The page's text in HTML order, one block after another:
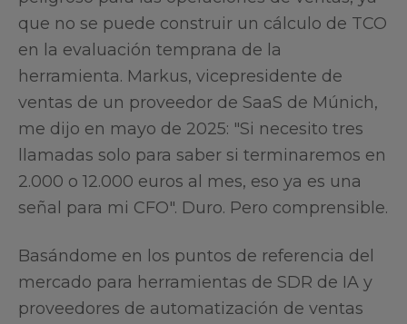
que no se puede construir un cálculo de TCO
en la evaluación temprana de la
herramienta. Markus, vicepresidente de
ventas de un proveedor de SaaS de Múnich,
me dijo en mayo de 2025: "Si necesito tres
llamadas solo para saber si terminaremos en
2.000 o 12.000 euros al mes, eso ya es una
señal para mi CFO". Duro. Pero comprensible.
Basándome en los puntos de referencia del
mercado para herramientas de SDR de IA y
proveedores de automatización de ventas